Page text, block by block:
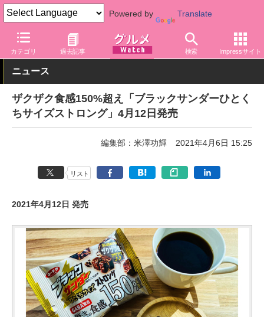
Powered by Translate
カテゴリ 過去記事 検索 Impressサイト
グルメ Watch 菓子・スイーツ チョコレート
ニュース
ザクザク食感150%超え「ブラックサンダーひとく
ちサイズストロング」4月12日発売
編集部：米澤功輝 2021年4月6日 15:25
リスト
2021年4月12日 発売